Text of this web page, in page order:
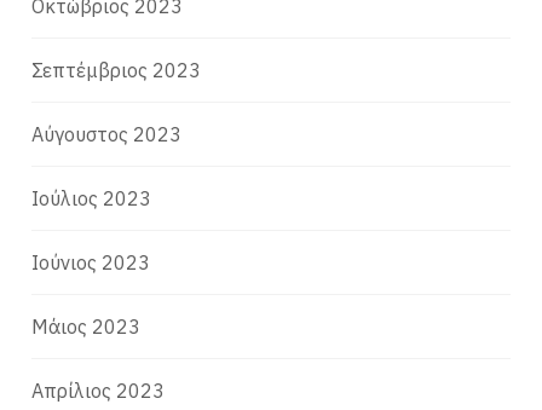
Οκτώβριος 2023
Σεπτέμβριος 2023
Αύγουστος 2023
Ιούλιος 2023
Ιούνιος 2023
Μάιος 2023
Απρίλιος 2023